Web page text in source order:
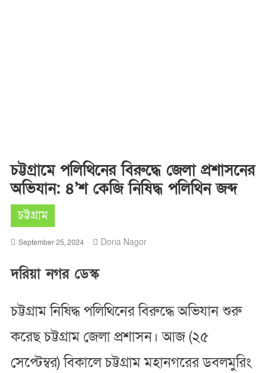
চট্টগ্রামে পলিথিনের বিরুদ্ধে জেলা প্রশাসনের
অভিযান: ৪’শ কেজি নিষিদ্ধ পলিথিন জব্দ
চট্টগ্রাম
September 25, 2024 Doria Nagor
দরিয়া নগর ডেস্ক
চট্টগ্রাম নিষিদ্ধ পলিথিনের বিরুদ্ধে অভিযান শুরু
করেছ চট্টগ্রাম জেলা প্রশাসন। আজ (২৫
সেপ্টেম্বর) বিকালে চট্টগ্রাম মহানগরের ডবলমুরিং